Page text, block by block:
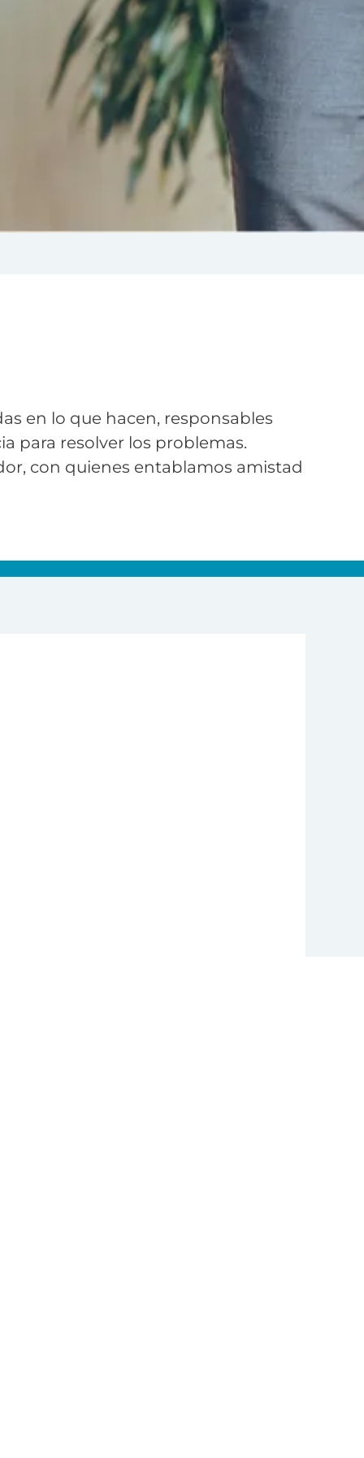
en lo que hacen, responsables
para resolver los problemas.
con quienes entablamos amistad